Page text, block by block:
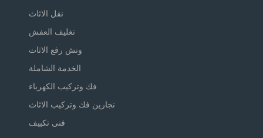
نقل الاثاث
تغليف العفش
ونش رفع الاثاث
الخدمة الشاملة
فك وتركيب الكهرباء
نجارين فك وتركيب الاثاث
فنى تكييف